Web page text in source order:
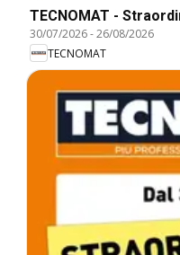
TECNOMAT -
30/07/2026-26/08/2026
TECNOMAT